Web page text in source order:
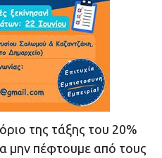
της τάξης του 20%
μην πέφτουμε από τους